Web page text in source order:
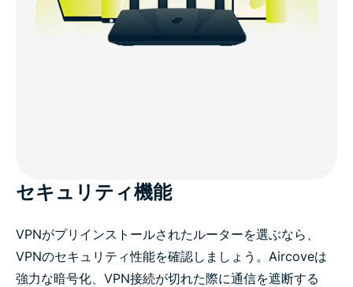
セキュリティ機能
VPNがプリインストールされたルーターを選ぶなら、
VPNのセキュリティ性能を確認しましょう。Aircoveは
強力な暗号化、VPN接続が切れた際に通信を遮断する